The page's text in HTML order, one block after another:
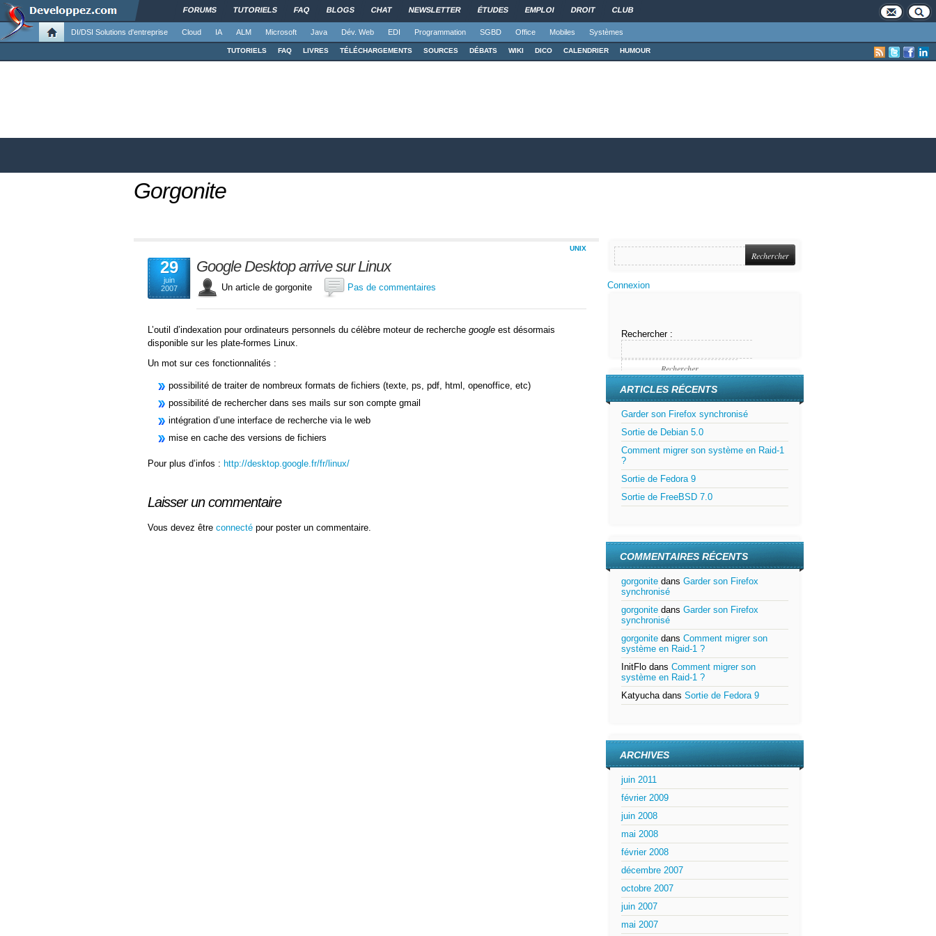
FORUMS TUTORIELS FAQ BLOGS CHAT NEWSLETTER ÉTUDES EMPLOI DROIT CLUB
DI/DSI Solutions d'entreprise Cloud IA ALM Microsoft Java Dév. Web EDI Programmation SGBD Office Mobiles Systèmes
TUTORIELS FAQ LIVRES TÉLÉCHARGEMENTS SOURCES DÉBATS WIKI DICO CALENDRIER HUMOUR
Gorgonite
29
juin
2007
UNIX
Google Desktop arrive sur Linux
Un article de gorgonite Pas de commentaires
L’outil d’indexation pour ordinateurs personnels du célèbre moteur de recherche google est désormais
disponible sur les plate-formes Linux.
Un mot sur ces fonctionnalités :
possibilité de traiter de nombreux formats de fichiers (texte, ps, pdf, html, openoffice, etc)
possibilité de rechercher dans ses mails sur son compte gmail
intégration d’une interface de recherche via le web
mise en cache des versions de fichiers
Pour plus d’infos : http://desktop.google.fr/fr/linux/
Laisser un commentaire
Vous devez être connecté pour poster un commentaire.
Connexion
Rechercher :
ARTICLES RÉCENTS
Garder son Firefox synchronisé
Sortie de Debian 5.0
Comment migrer son système en Raid-1
?
Sortie de Fedora 9
Sortie de FreeBSD 7.0
COMMENTAIRES RÉCENTS
gorgonite dans Garder son Firefox
synchronisé
gorgonite dans Garder son Firefox
synchronisé
gorgonite dans Comment migrer son
système en Raid-1 ?
InitFlo dans Comment migrer son
système en Raid-1 ?
Katyuchadans Sortie de Fedora 9
ARCHIVES
juin 2011
février 2009
juin 2008
mai 2008
février 2008
décembre 2007
octobre 2007
juin 2007
mai 2007